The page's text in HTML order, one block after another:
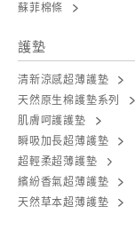
蘇菲棉條
護墊
清新涼感超薄護墊
天然原生棉護墊系列
肌膚呵護護墊
瞬吸加長超薄護墊
超輕柔超薄護墊
繽紛香氣超薄護墊
天然草本超薄護墊